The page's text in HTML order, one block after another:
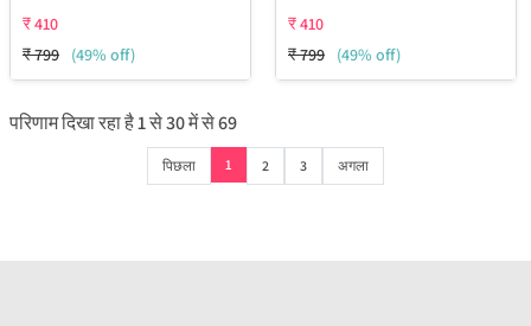
₹410
₹799 (49% off)
₹410
₹799 (49% off)
परिणाम दिखा रहा है1से30में से69
पिछला 1 2 3 अगला